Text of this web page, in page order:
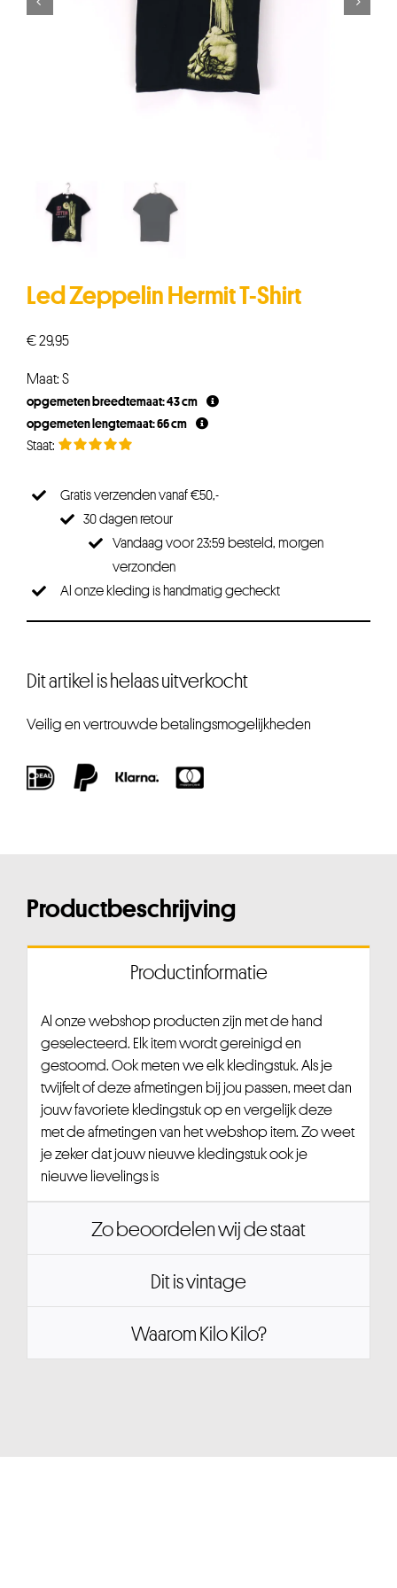
Led Zeppelin Hermit T-Shirt
€29,95
Maat: S
opgemeten breedtemaat: 43 cm
opgemeten lengtemaat: 66 cm
Gratis verzenden vanaf €50,-
30 dagen retour
Vandaag voor 23:59 besteld, morgen
verzonden
Al onze kleding is handmatig gecheckt
Dit artikel is helaas uitverkocht
Veilig en vertrouwde betalingsmogelijkheden
Productbeschrijving
Productinformatie
Al onze webshop producten zijn met de hand
geselecteerd. Elk item wordt gereinigd en
gestoomd. Ook meten we elk kledingstuk. Als je
twijfelt of deze afmetingen bij jou passen, meet dan
jouw favoriete kledingstuk op en vergelijk deze
met de afmetingen van het webshop item. Zo weet
je zeker dat jouw nieuwe kledingstuk ook je
nieuwe lievelings is
Zo beoordelen wij de staat
Dit is vintage
Waarom Kilo Kilo?